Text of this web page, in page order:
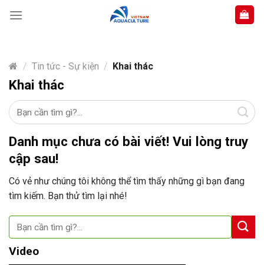
content
/ Tin tức - Sự kiện / Khai thác
Khai thác
Danh mục chưa có bài viết! Vui lòng truy
cập sau!
Có vẻ như chúng tôi không thể tìm thấy những gì bạn đang
tìm kiếm. Bạn thử tìm lại nhé!
Video